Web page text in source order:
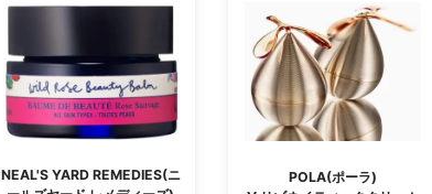
NEAL'S YARD REMEDIES(ニ
POLA(ポーラ)